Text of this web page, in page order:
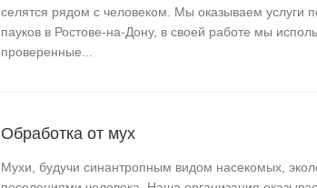
селятся рядом с человеком. Мы оказываем услуги
пауков в Ростове-на-Дону, в своей работе мы
проверенные...
Обработка от мух
Мухи, будучи синантропным видом насекомых,